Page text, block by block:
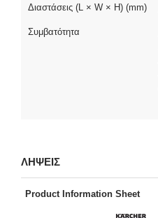
Διαστάσεις (L × W × H) (mm)
Συμβατότητα
ΛΗΨΕΙΣ
Product Information Sheet